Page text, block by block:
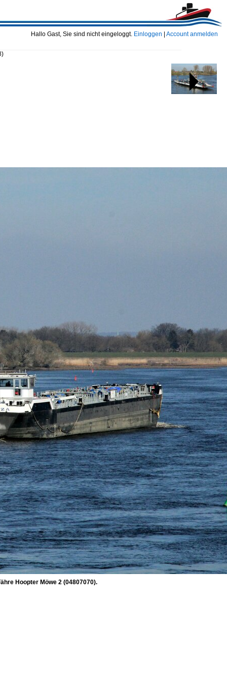
Hallo Gast, Sie sind nicht eingeloggt. Einloggen Account anmelden
Hoopter Möwe 2 (04807070).